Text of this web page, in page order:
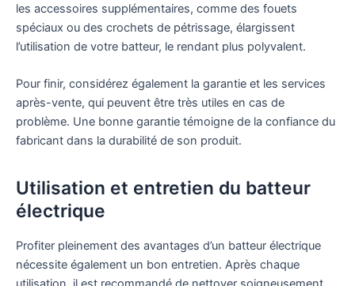
les accessoires supplémentaires, comme des fouets
spéciaux ou des crochets de pétrissage, élargissent
l’utilisation de votre batteur, le rendant plus polyvalent.
Pour finir, considérez également la garantie et les services
après-vente, qui peuvent être très utiles en cas de
problème. Une bonne garantie témoigne de la confiance du
fabricant dans la durabilité de son produit.
Utilisation et entretien du batteur
électrique
Profiter pleinement des avantages d’un batteur électrique
nécessite également un bon entretien. Après chaque